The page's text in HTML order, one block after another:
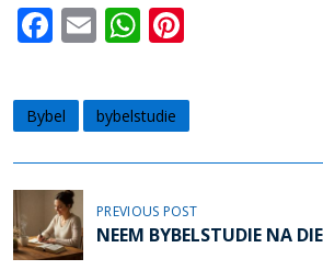
F
e
b
o
o
k
E
ai
l
W
at
s
A
p
p
er
e
st
Bybel bybelstudie
P
o
PREVIOUS POST
NEEM BYBELSTUDIE NA